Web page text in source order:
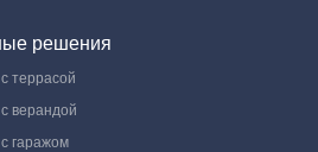
решения
террасой
верандой
гаражом